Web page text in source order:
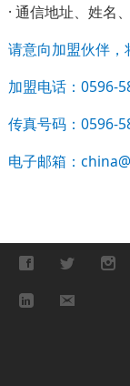
· 通信地址、姓名
请意向加盟伙伴，
加盟电话：0596-
传真号码：0596-
电子邮箱：